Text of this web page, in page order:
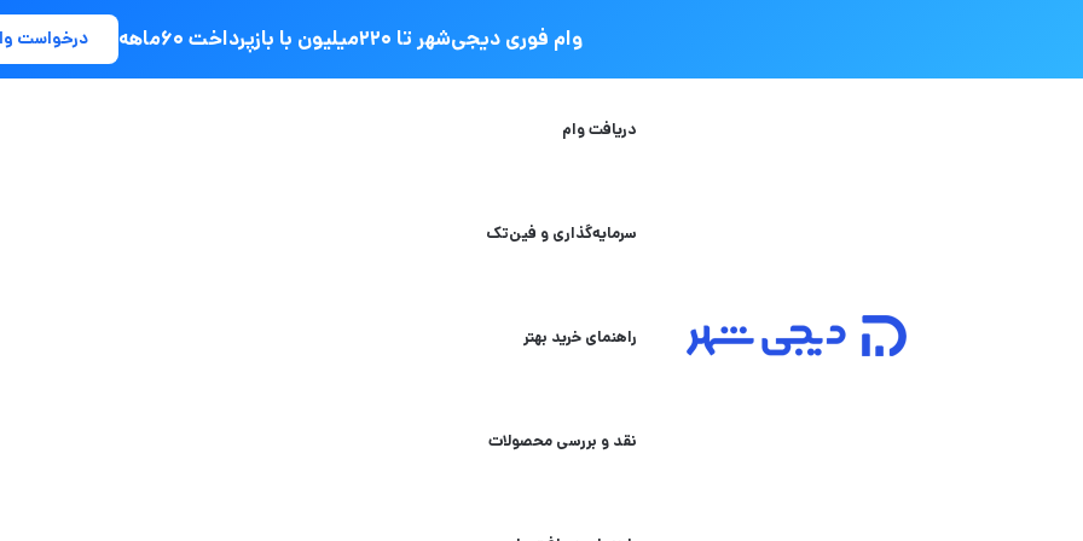
وام فوری دیجی‌شهر تا ۲۲۰میلیون با بازپرداخت ۶۰ماهه درخواست
دریافت وام
سرمایه‌گذاری و فین‌تک
راهنمای خرید بهتر
نقد و بررسی محصولات